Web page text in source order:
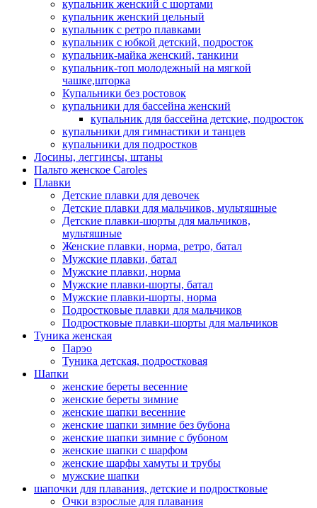
купальник женский с шортами
купальник женский цельный
купальник с ретро плавками
купальник с юбкой детский, подросток
купальник-майка женский, танкини
купальник-топ молодежный на мягкой
чашке,шторка
Купальники без ростовок
купальники для бассейна женский
купальник для бассейна детские, подросток
купальники для гимнастики и танцев
купальники для подростков
Лосины, леггинсы, штаны
Пальто женское Caroles
Плавки
Детские плавки для девочек
Детские плавки для мальчиков, мультяшные
Детские плавки-шорты для мальчиков,
мультяшные
Женские плавки, норма, ретро, батал
Мужские плавки, батал
Мужские плавки, норма
Мужские плавки-шорты, батал
Мужские плавки-шорты, норма
Подростковые плавки для мальчиков
Подростковые плавки-шорты для мальчиков
Туникa женская
Парэо
Туника детская, подростковая
Шапки
женские береты весенние
женские береты зимние
женские шапки весенние
женские шапки зимние без бубона
женские шапки зимние с бубоном
женские шапки с шарфом
женские шарфы хамуты и трубы
мужские шапки
шапочки для плавания, детские и подростковые
Очки взрослые для плавания